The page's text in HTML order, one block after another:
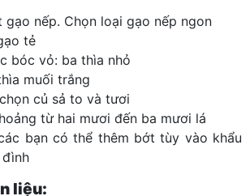
gạo nếp. Chọn loại gạo nếp ngon
tẻ
bóc vỏ: ba thìa nhỏ
muối trắng
củ sả to và tươi
từ hai mươi đến ba mươi lá
bạn có thể thêm bớt tùy vào khẩu
liệu: